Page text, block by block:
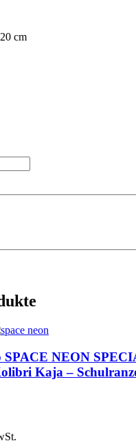
cm
SPACE NEON
Kaja –